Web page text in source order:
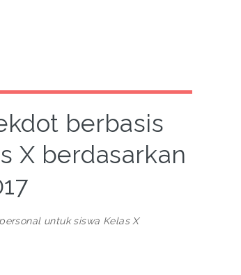
berbasis
X berdasarkan
untuk siswa Kelas X